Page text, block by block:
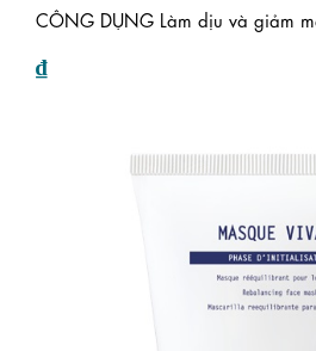
CÔNG DỤNG Làm dịu và giảm
₫